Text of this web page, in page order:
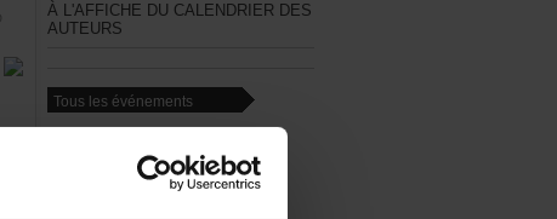
ÀL'AFFICHEDUCALENDRIERDES
AUTEURS
Touslesévénements